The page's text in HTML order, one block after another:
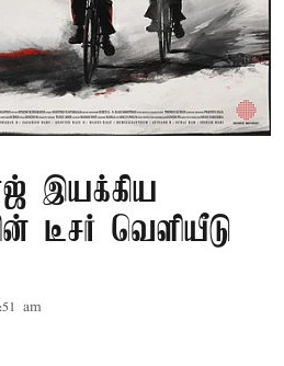
இயக்கிய
டீசர் வெளியீடு
am